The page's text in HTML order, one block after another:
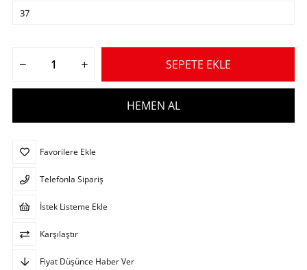
Favorilere Ekle
Telefonla Sipariş
İstek Listeme Ekle
Karşılaştır
Fiyat Düşünce Haber Ver